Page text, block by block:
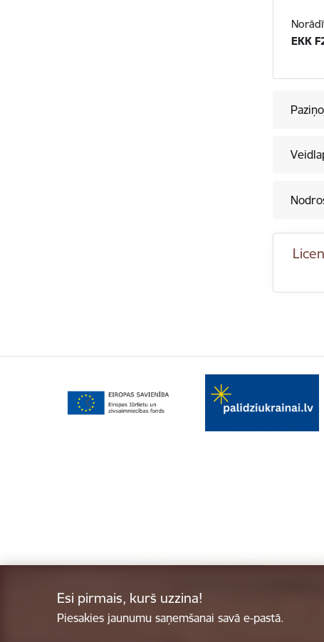
EKK
Esi pirmais, kurš uzzina!
Piesakies jaunumu saņemšanai savā e-pastā.